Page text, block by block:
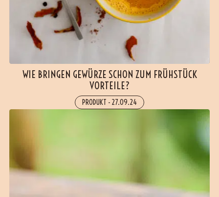
WIE BRINGEN GEWÜRZE SCHON ZUM FRÜHSTÜCK
VORTEILE?
PRODUKT - 27.09.24